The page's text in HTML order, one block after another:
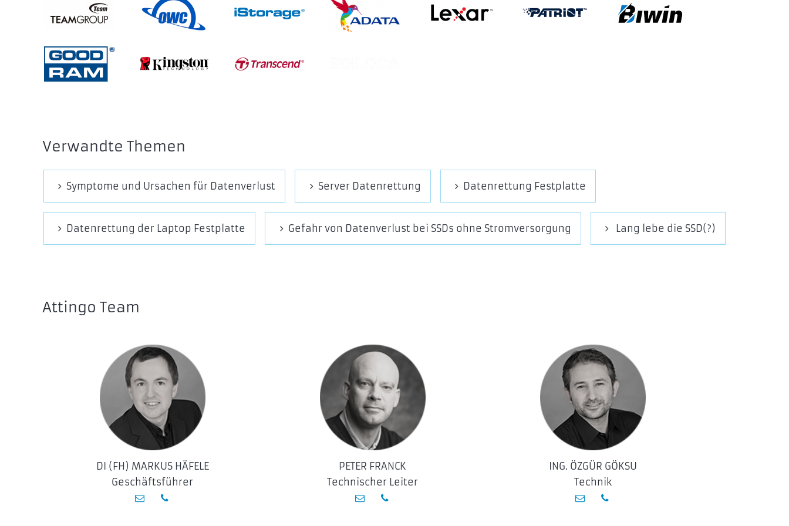
Verwandte Themen
Symptome und Ursachen für Datenverlust Server Datenrettung Datenrettung Festplatte
Datenrettung der Laptop Festplatte Gefahr von Datenverlust bei SSDs ohne Stromversorgung Lang lebe die SSD(?)
Attingo Team
DI (FH) MARKUS HÄFELE
Geschäftsführer
PETER FRANCK
Technischer Leiter
ING. ÖZGÜR GÖKSU
Technik